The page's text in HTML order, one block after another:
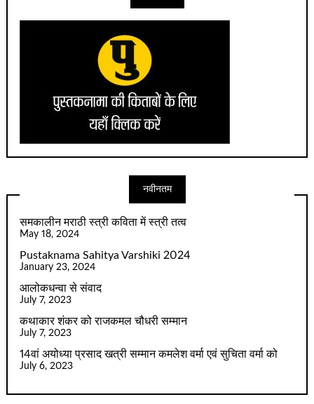
नवीनतम
समकालीन मराठी स्त्री कविता में स्त्री तत्व
May 18, 2024
Pustaknama Sahitya Varshiki 2024
January 23, 2024
आलोकधन्वा से संवाद
July 7, 2023
कथाकार शंकर को राजकमल चौधरी सम्मान
July 7, 2023
14वां अयोध्या प्रसाद खत्री सम्मान कमलेश वर्मा एवं सुचिता वर्मा को
July 6, 2023